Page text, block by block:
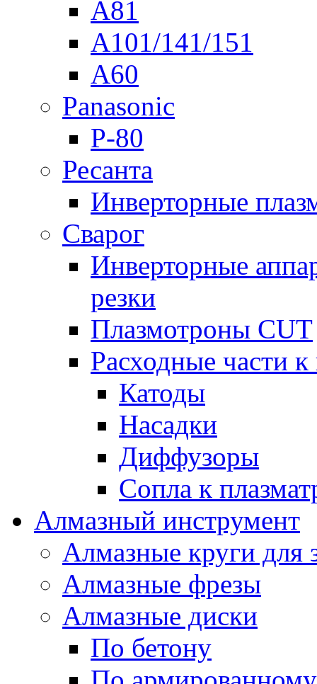
A81
A101/141/151
A60
Panasonic
P-80
Ресанта
Инверторные
Сварог
Инверторные
резки
Плазмотроны CUT
Расходные части
Катоды
Насадки
Диффузоры
Сопла к
Алмазный инструмент
Алмазные круги для
Алмазные фрезы
Алмазные диски
По бетону